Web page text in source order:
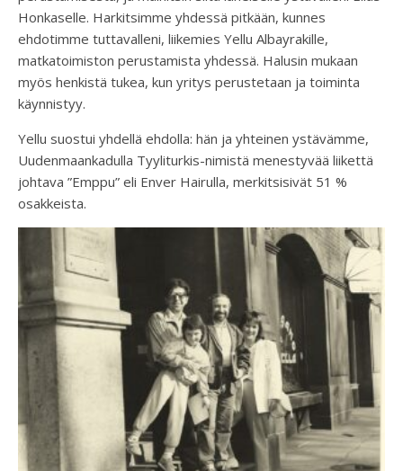
Honkaselle. Harkitsimme yhdessä pitkään, kunnes
ehdotimme tuttavalleni, liikemies Yellu Albayrakille,
matkatoimiston perustamista yhdessä. Halusin mukaan
myös henkistä tukea, kun yritys perustetaan ja toiminta
käynnistyy.
Yellu suostui yhdellä ehdolla: hän ja yhteinen ystävämme,
Uudenmaankadulla Tyyliturkis-nimistä menestyvää liikettä
johtava ”Emppu” eli Enver Hairulla, merkitsisivät 51 %
osakkeista.